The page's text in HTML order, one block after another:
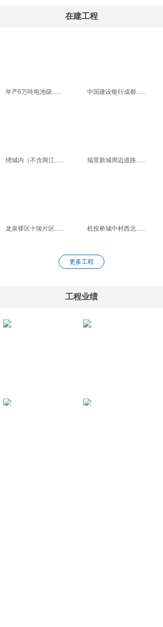
在建工程
年产6万吨电池级...... 中国建设银行成都......
绕城内（不含两江...... 瑞景新城周边道路......
龙泉驿区十陵片区...... 机投桥城中村西北......
更多工程
工程业绩